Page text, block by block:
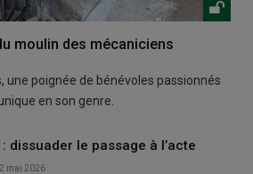
moulin des mécaniciens
une poignée de bénévoles passionnés
en son genre.
dissuader le passage à l’acte
mai 2026